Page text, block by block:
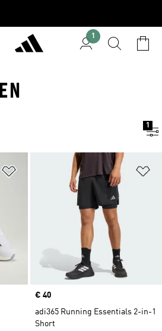
1
1
Op verlanglijst zetten
Price
€ 40
adi365 Running Essentials 2-in-1
Short